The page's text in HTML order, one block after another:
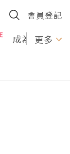
會員登記
成為U更多